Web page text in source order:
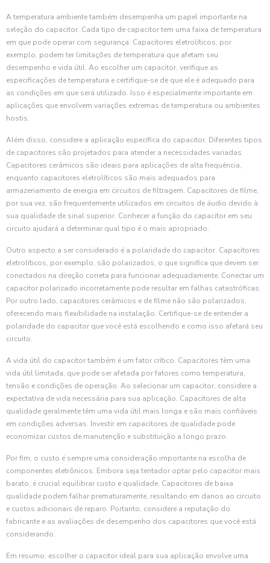
A temperatura ambiente também desempenha um papel importante na
seleção do capacitor. Cada tipo de capacitor tem uma faixa de temperatura
em que pode operar com segurança. Capacitores eletrolíticos, por
exemplo, podem ter limitações de temperatura que afetam seu
desempenho e vida útil. Ao escolher um capacitor, verifique as
especificações de temperatura e certifique-se de que ele é adequado para
as condições em que será utilizado. Isso é especialmente importante em
aplicações que envolvem variações extremas de temperatura ou ambientes
hostis.
Além disso, considere a aplicação específica do capacitor. Diferentes tipos
de capacitores são projetados para atender a necessidades variadas.
Capacitores cerâmicos são ideais para aplicações de alta frequência,
enquanto capacitores eletrolíticos são mais adequados para
armazenamento de energia em circuitos de filtragem. Capacitores de filme,
por sua vez, são frequentemente utilizados em circuitos de áudio devido à
sua qualidade de sinal superior. Conhecer a função do capacitor em seu
circuito ajudará a determinar qual tipo é o mais apropriado.
Outro aspecto a ser considerado é a polaridade do capacitor. Capacitores
eletrolíticos, por exemplo, são polarizados, o que significa que devem ser
conectados na direção correta para funcionar adequadamente. Conectar um
capacitor polarizado incorretamente pode resultar em falhas catastróficas.
Por outro lado, capacitores cerâmicos e de filme não são polarizados,
oferecendo mais flexibilidade na instalação. Certifique-se de entender a
polaridade do capacitor que você está escolhendo e como isso afetará seu
circuito.
A vida útil do capacitor também é um fator crítico. Capacitores têm uma
vida útil limitada, que pode ser afetada por fatores como temperatura,
tensão e condições de operação. Ao selecionar um capacitor, considere a
expectativa de vida necessária para sua aplicação. Capacitores de alta
qualidade geralmente têm uma vida útil mais longa e são mais confiáveis
em condições adversas. Investir em capacitores de qualidade pode
economizar custos de manutenção e substituição a longo prazo.
Por fim, o custo é sempre uma consideração importante na escolha de
componentes eletrônicos. Embora seja tentador optar pelo capacitor mais
barato, é crucial equilibrar custo e qualidade. Capacitores de baixa
qualidade podem falhar prematuramente, resultando em danos ao circuito
e custos adicionais de reparo. Portanto, considere a reputação do
fabricante e as avaliações de desempenho dos capacitores que você está
considerando.
Em resumo, escolher o capacitor ideal para sua aplicação envolve uma